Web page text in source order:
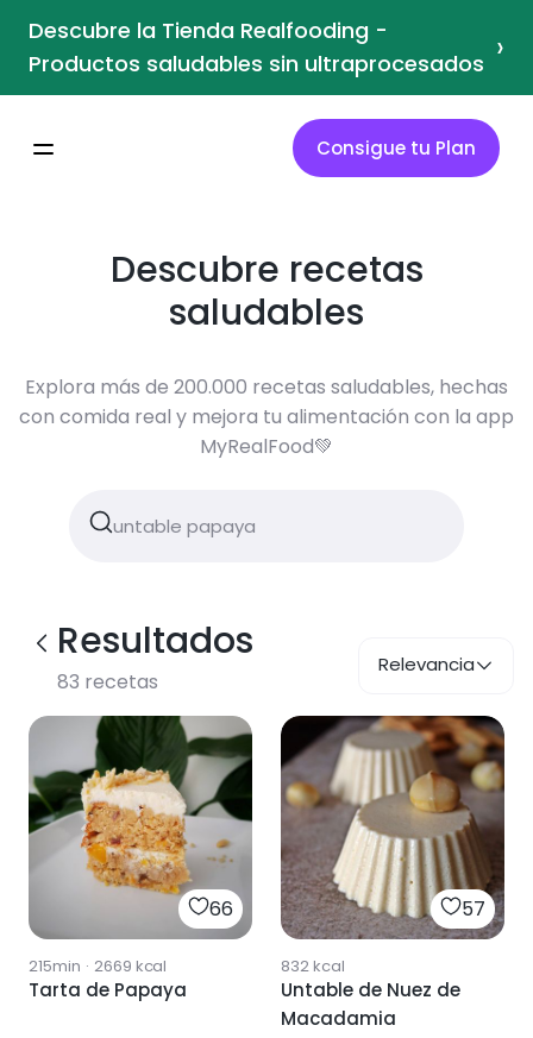
Descubre la Tienda Realfooding -
Productos saludables sin ultraprocesados ›
Consigue tu Plan
Descubre recetas
saludables
Explora más de 200.000 recetas saludables, hechas
con comida real y mejora tu alimentación con la app
MyRealFood💚
Resultados
83 recetas
Relevancia
66
215min · 2669 kcal
Tarta de Papaya
57
832kcal
Untable de Nuez de
Macadamia